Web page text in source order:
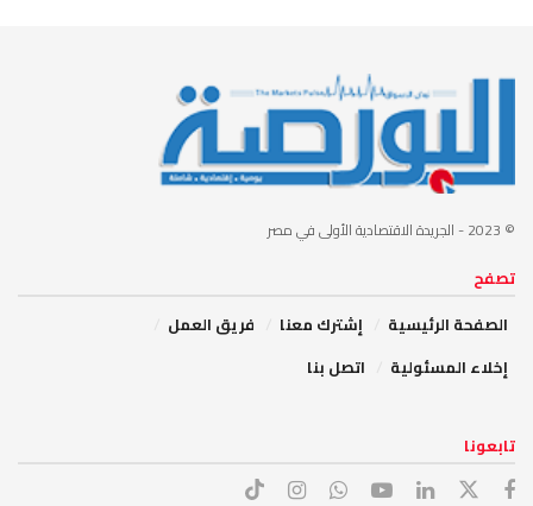
© 2023 - الجريدة الاقتصادية الأولى في مصر
تصفح
الصفحة الرئيسية
إشترك معنا
فريق العمل
إخلاء المسئولية
اتصل بنا
تابعونا